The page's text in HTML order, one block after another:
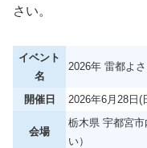
さい。
イベント
名
2026年 雷都よ
開催日 2026年6月28日(
会場
栃木県 宇都宮
い）